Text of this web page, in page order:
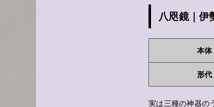
八咫鏡｜伊
本体
形代
実は三種の神器の